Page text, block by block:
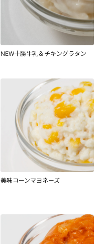
NEW十勝牛乳＆チキングラタン
美味コーンマヨネーズ